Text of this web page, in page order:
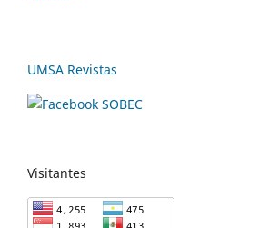
UMSA Revistas
Visitantes